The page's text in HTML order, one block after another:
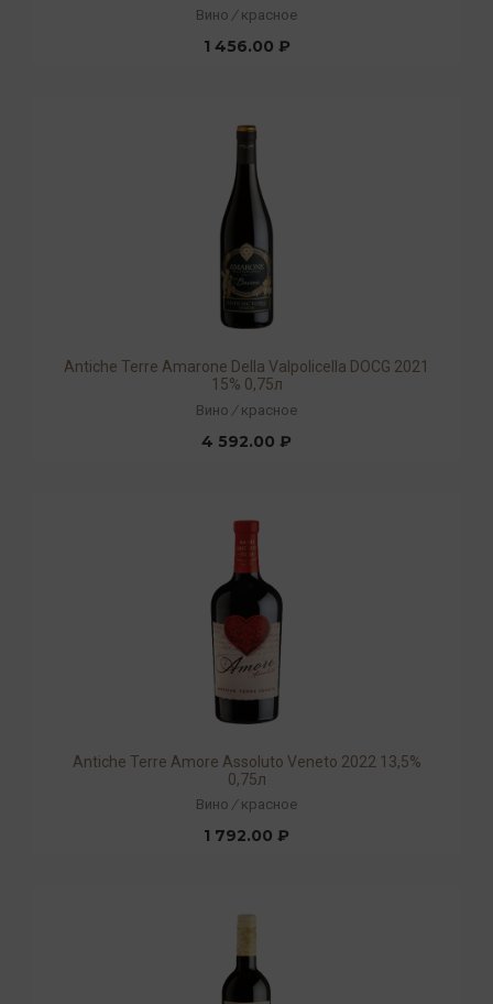
Вино / красное
1 456.00 ₽
Antiche Terre Amarone Della Valpolicella DOCG 2021
15% 0,75л
Вино / красное
4 592.00 ₽
Antiche Terre Amore Assoluto Veneto 2022 13,5%
0,75л
Вино / красное
1 792.00 ₽